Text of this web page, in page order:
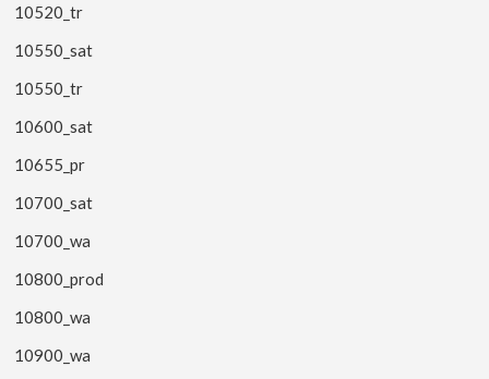
10520_tr
10550_sat
10550_tr
10600_sat
10655_pr
10700_sat
10700_wa
10800_prod
10800_wa
10900_wa